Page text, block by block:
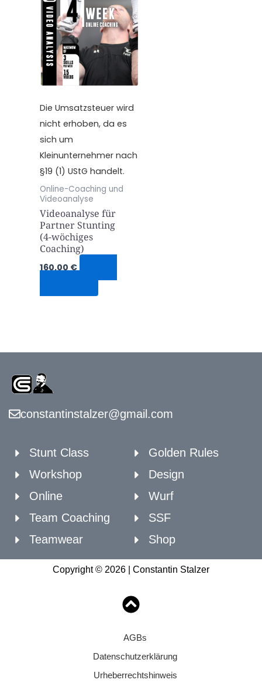
Die Umsatzsteuer wird
nicht erhoben, da es
sich um
Kleinunternehmer nach
§19 (1) UStG handelt.
Online-Coaching und
Videoanalyse
Videoanalyse für
Partner Stunting
(4-wöchiges
Coaching)
160,00€
constantinstalzer@gmail.com
Stunt Class
Workshop
Online
Team Coaching
Teamwear
Golden Rules
Design
Wurf
SSF
Shop
Copyright © 2026 | Constantin Stalzer
AGBs
Datenschutzerklärung
Urheberrechtshinweis